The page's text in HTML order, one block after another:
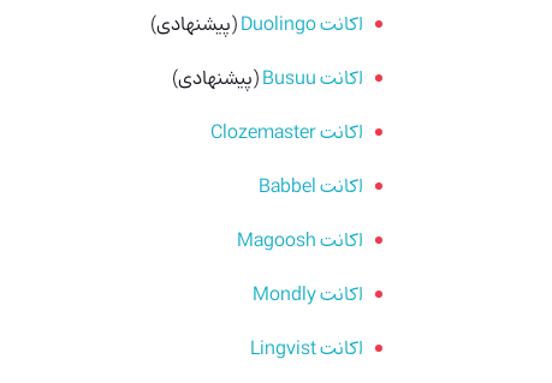
اکانت Duolingo
(پیشنهادی)
اکانت Busuu
(پیشنهادی)
اکانت Clozemaster
اکانت Babbel
اکانت Magoosh
اکانت Mondly
اکانت Lingvist